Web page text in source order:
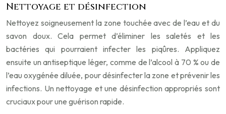
Nettoyage et désinfection
Nettoyez soigneusement la zone touchée avec de l’eau et du
savon doux. Cela permet d’éliminer les saletés et les
bactéries qui pourraient infecter les piqûres. Appliquez
ensuite un antiseptique léger, comme de l’alcool à 70 % ou de
l’eau oxygénée diluée, pour désinfecter la zone et prévenir les
infections. Un nettoyage et une désinfection appropriés sont
cruciaux pour une guérison rapide.